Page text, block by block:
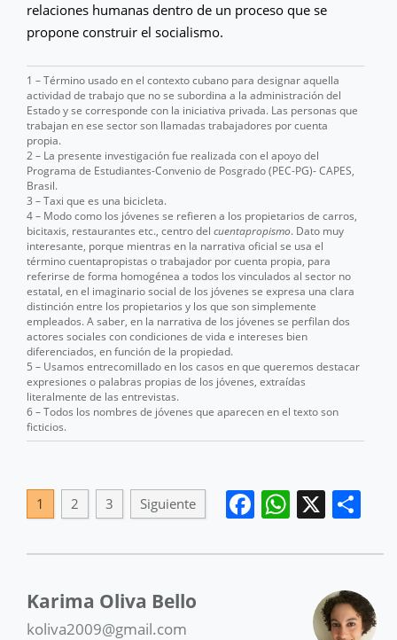
relaciones humanas dentro de un proceso que se
propone construir el socialismo.
1 – Término usado en el contexto cubano para designar aquella
actividad de trabajo que no se subordina a la administración del
Estado y se corresponde con la iniciativa privada. Las personas que
trabajan en ese sector son llamadas trabajadores por cuenta
propia.
2 – La presente investigación fue realizada con el apoyo del
Programa de Estudiantes-Convenio de Posgrado (PEC-PG)- CAPES,
Brasil.
3 – Taxi que es una bicicleta.
4 – Modo como los jóvenes se refieren a los propietarios de carros,
bicitaxis, restaurantes etc., centro del cuentapropismo. Dato muy
interesante, porque mientras en la narrativa oficial se usa el
término cuentapropistas o trabajador por cuenta propia, para
referirse de forma homogénea a todos los vinculados al sector no
estatal, en el imaginario social de los jóvenes se expresa una clara
distinción entre los propietarios y los que son simplemente
empleados. A saber, en la narrativa de los jóvenes se perfilan dos
actores sociales con condiciones de vida e intereses bien
diferenciados, en función de la propiedad.
5 – Usamos entrecomillado en los casos en que queremos destacar
expresiones o palabras propias de los jóvenes, extraídas
literalmente de las entrevistas.
6 – Todos los nombres de jóvenes que aparecen en el texto son
ficticios.
Facebook
X
1 2 3 Siguiente
Karima Oliva Bello
koliva2009@gmail.com